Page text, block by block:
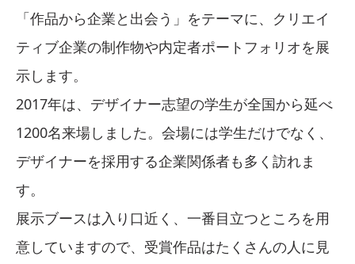
「作品から企業と出会う」をテーマに、クリエイ
ティブ企業の制作物や内定者ポートフォリオを展
示します。
2017年は、デザイナー志望の学生が全国から延べ
1200名来場しました。会場には学生だけでなく、
デザイナーを採用する企業関係者も多く訪れま
す。
展示ブースは入り口近く、一番目立つところを用
意していますので、受賞作品はたくさんの人に見